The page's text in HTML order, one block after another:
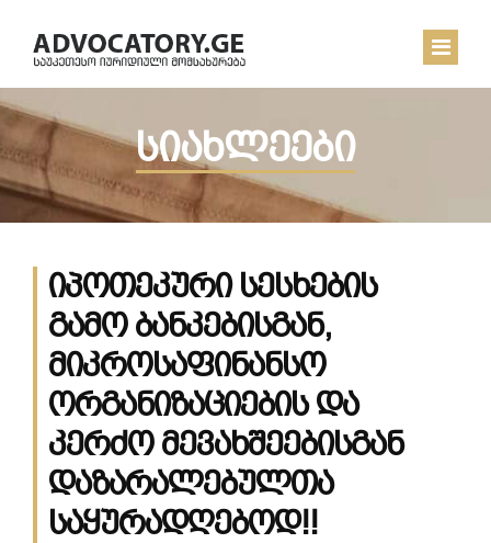
ᲛᲗᲐᲕᲐᲠᲘ
ᲩᲔᲛ ᲨᲔᲡᲐᲮᲔᲑ
ᲙᲝᲜᲢᲐᲥᲢᲘ
სიახლეები
იპოთეკური სესხების
გამო ბანკებისგან,
მიკროსაფინანსო
ორგანიზაციების და
კერძო მევახშეებისგან
დაზარალებულთა
საყურადღებოდ!!